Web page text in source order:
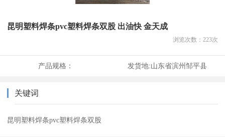
昆明塑料焊条pvc塑料焊条双股 出油快 金天成
浏览次数： 223次
产品规格： 发货地:山东省滨州邹平县
关键词
昆明塑料焊条pvc塑料焊条双股